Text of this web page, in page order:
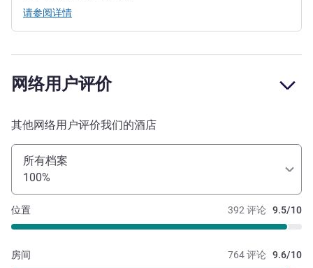
请参阅详情
网络用户评价
其他网络用户评价我们的酒店
所有档案
100%
392 评论 9.5/10
位置
764 评论 9.6/10
房间